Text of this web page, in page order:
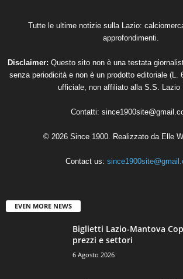
Tutte le ultime notizie sulla Lazio:
approfondimenti.
Disclaimer: Questo sito non è una testata
senza periodicità e non è un prodotto editoriale (L.
ufficiale, non affiliato alla S.S. Lazio
Contatti:
© 2026 Since 1900. Realizzato da Elle
Contact us:
EVEN MORE NEWS
Biglietti Lazio-Mantova
prezzi e settori
6 Agosto 2026